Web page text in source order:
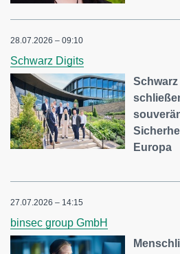
28.07.2026 – 09:10
Schwarz Digits
Europa
27.07.2026 – 14:15
binsec group GmbH